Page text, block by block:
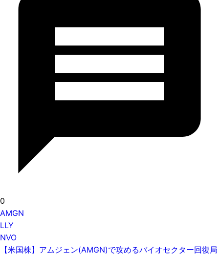
0
AMGN
LLY
NVO
【米国株】アムジェン(AMGN)で攻めるバイオセクター回復局